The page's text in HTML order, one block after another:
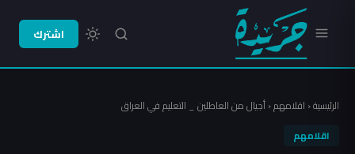
اشترك
الرئيسية‹ اقلامهم‹أجيال من العاطلين _ التعليم في العراق
اقلامهم